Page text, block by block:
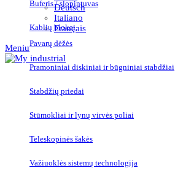
Deutsch
Italiano
Français
Meniu
Buferis / slopintuvas
Kablių blokai
Pavarų dėžės
Pramoniniai diskiniai ir būgniniai stabdžiai
Stabdžių priedai
Stūmokliai ir lynų virvės poliai
Teleskopinės šakės
Važiuoklės sistemų technologija